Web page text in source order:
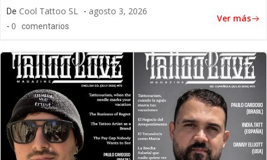
De Cool Tattoo SL - agosto 3, 2026
- 0 comentarios
Ver más